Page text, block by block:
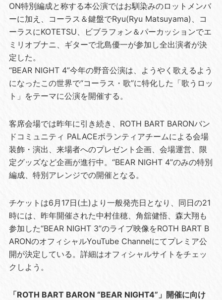
ON特別編成と称する本公演ではお馴染みのロットメンバ
ーに加え、コーラス＆鍵盤でRyu(Ryu Matsuyama)、コ
ーラスにKOTETSU、ビブラフォン＆パーカッションでエ
ミリオブナニ、ギターで北島優一が参加し全出演者が決
定した。
“BEAR NIGHT 4”今年の野音公演は、ようやく歌えるよう
になったこの世界で“コーラス・歌”に特化した「歌うロッ
ト」をテーマに公演を開催する。
客席会場では昨年に引き続き、ROTH BART BARONバン
ドコミュニティ PALACEボランティアチームによる会場
装飾・演出、来場者へのプレゼント企画、会場運営、限
定グッズなど企画が進行中。“BEAR NIGHT 4”のみの特別
編成、特別アレンジでの開催となる。
チケットは6月17日(土)より一般発売日となり、同日の21
時には、昨年開催された中村佳穂、角舘健悟、森大翔も
参加した“BEAR NIGHT 3”のライブ映像をROTH BART B
ARONのオフィシャルYouTube Channelにてプレミア公
開が決定している。詳細はオフィシャルサイトをチェッ
クしよう。
「ROTH BART BARON “BEAR NIGHT4”」開催に向け